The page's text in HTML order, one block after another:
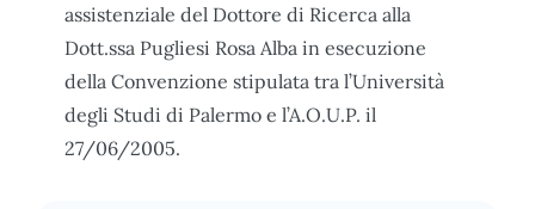
assistenziale del Dottore di Ricerca alla
Dott.ssa Pugliesi Rosa Alba in esecuzione
della Convenzione stipulata tra l’Università
degli Studi di Palermo e l’A.O.U.P. il
27/06/2005.